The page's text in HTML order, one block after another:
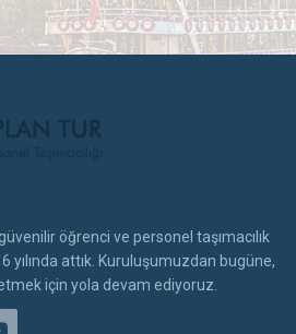
öğrenci ve personel taşımacılık
attık. Kuruluşumuzdan bugüne,
için yola devam ediyoruz.